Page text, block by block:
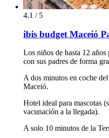
4.1 / 5
ibis budget Maceió
Los niños de hasta 12
con sus padres de forma
A dos minutos en coche
Maceió.
Hotel ideal para mascotas
vacunación a la llegada).
A solo 10 minutos de la